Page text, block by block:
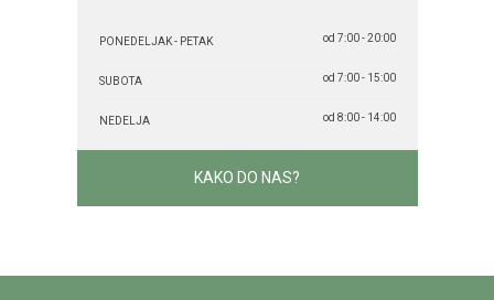
PONEDELJAK - PETAK od 7:00 - 20:00
SUBOTA od 7:00 - 15:00
NEDELJA od 8:00 - 14:00
KAKO DO NAS?